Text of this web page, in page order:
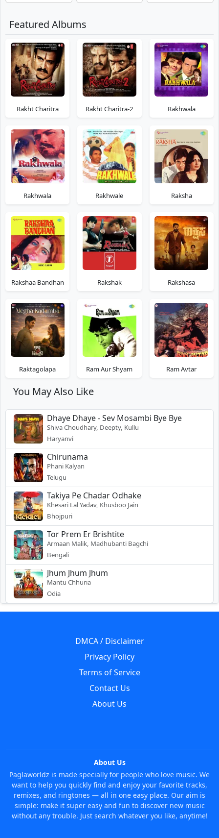
Featured Albums
Rakht Charitra Rakht Charitra-2 Rakhwala
Rakhwala Rakhwale Raksha
Rakshaa Bandhan Rakshak Rakshasa
Raktagolapa Ram Aur Shyam Ram Avtar
You May Also Like
Dhaye Dhaye - Sev Mosambi Bye Bye
Shiva Choudhary, Deepty, Kullu
Haryanvi
Chirunama
Phani Kalyan
Telugu
Takiya Pe Chadar Odhake
Khesari Lal Yadav, Khusboo Jain
Bhojpuri
Tor Prem Er Brishtite
Armaan Malik, Madhubanti Bagchi
Bengali
Jhum Jhum Jhum
Mantu Chhuria
Odia
DMCA / Disclaimer
Privacy Policy
Terms of Service
Contact Us
About Us
About Us
Paglaworldz is made specially for people who love music. We
want to help you quickly find and enjoy your favorite tracks,
remixes, and ringtones — all in one easy place. Our aim is
simple: make it super easy and fun to discover new music
without any trouble. Just search whatever you like, anytime!